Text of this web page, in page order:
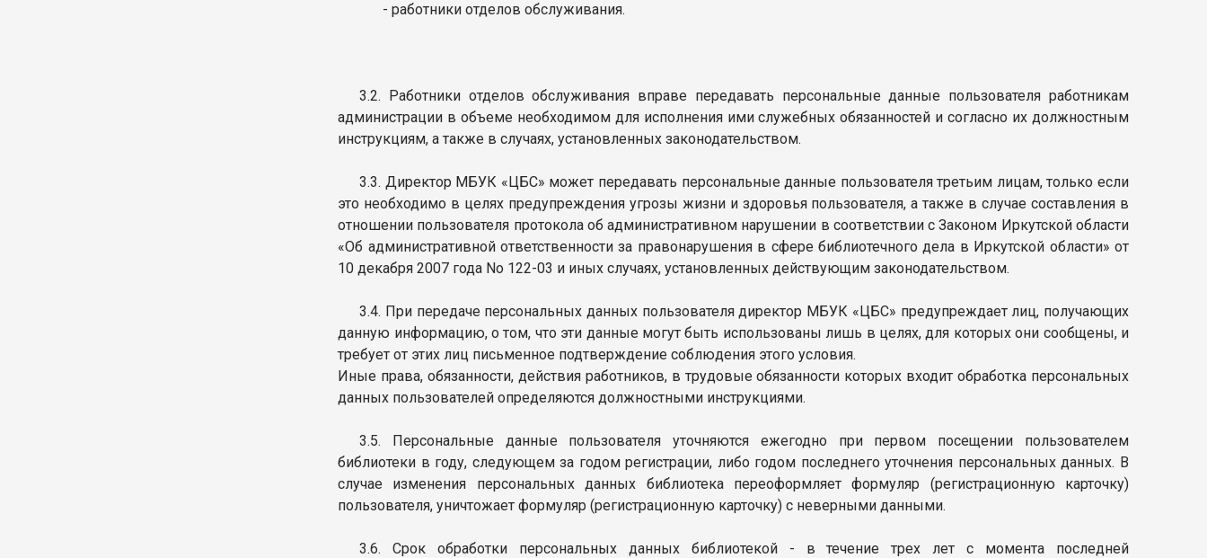
- работники отделов обслуживания.
3.2. Работники отделов обслуживания вправе передавать персональные данные пользователя работникам
администрации в объеме необходимом для исполнения ими служебных обязанностей и согласно их должностным
инструкциям, а также в случаях, установленных законодательством.
3.3. Директор МБУК «ЦБС» может передавать персональные данные пользователя третьим лицам, только если
это необходимо в целях предупреждения угрозы жизни и здоровья пользователя, а также в случае составления в
отношении пользователя протокола об административном нарушении в соответствии с Законом Иркутской области
«Об административной ответственности за правонарушения в сфере библиотечного дела в Иркутской области» от
10 декабря 2007 года No 122-03 и иных случаях, установленных действующим законодательством.
3.4. При передаче персональных данных пользователя директор МБУК «ЦБС» предупреждает лиц, получающих
данную информацию, о том, что эти данные могут быть использованы лишь в целях, для которых они сообщены, и
требует от этих лиц письменное подтверждение соблюдения этого условия.
Иные права, обязанности, действия работников, в трудовые обязанности которых входит обработка персональных
данных пользователей определяются должностными инструкциями.
3.5. Персональные данные пользователя уточняются ежегодно при первом посещении пользователем
библиотеки в году, следующем за годом регистрации, либо годом последнего уточнения персональных данных. В
случае изменения персональных данных библиотека переоформляет формуляр (регистрационную карточку)
пользователя, уничтожает формуляр (регистрационную карточку) с неверными данными.
3.6. Срок обработки персональных данных библиотекой - в течение трех лет с момента последней